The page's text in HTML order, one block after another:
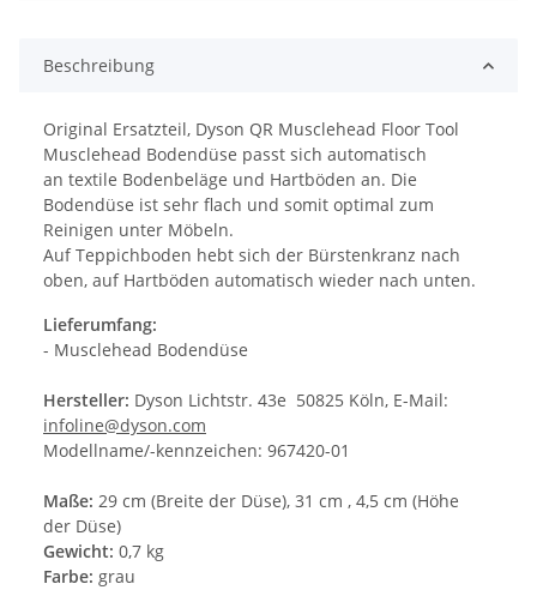
Beschreibung
Original Ersatzteil, Dyson QR Musclehead Floor Tool
Musclehead Bodendüse passt sich automatisch
an textile Bodenbeläge und Hartböden an. Die
Bodendüse ist sehr flach und somit optimal zum
Reinigen unter Möbeln.
Auf Teppichboden hebt sich der Bürstenkranz nach
oben, auf Hartböden automatisch wieder nach unten.
Lieferumfang:
- Musclehead Bodendüse
Hersteller: Dyson Lichtstr. 43e 50825 Köln, E-Mail:
infoline@dyson.com
Modellname/-kennzeichen: 967420-01
Maße: 29 cm (Breite der Düse), 31 cm , 4,5 cm (Höhe
der Düse)
Gewicht: 0,7 kg
Farbe: grau